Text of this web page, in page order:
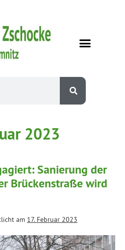
2023
Sanierung der
Brückenstraße wird
am 17. Februar 2023